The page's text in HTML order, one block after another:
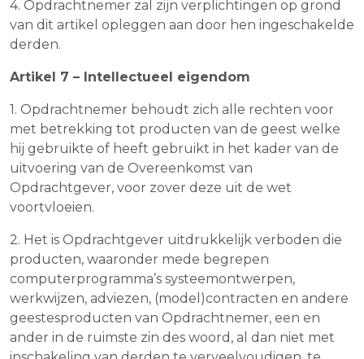
4. Opdrachtnemer zal zijn verplichtingen op grond
van dit artikel opleggen aan door hen ingeschakelde
derden.
Artikel 7 – Intellectueel eigendom
1. Opdrachtnemer behoudt zich alle rechten voor
met betrekking tot producten van de geest welke
hij gebruikte of heeft gebruikt in het kader van de
uitvoering van de Overeenkomst van
Opdrachtgever, voor zover deze uit de wet
voortvloeien.
2. Het is Opdrachtgever uitdrukkelijk verboden die
producten, waaronder mede begrepen
computerprogramma’s systeemontwerpen,
werkwijzen, adviezen, (model)contracten en andere
geestesproducten van Opdrachtnemer, een en
ander in de ruimste zin des woord, al dan niet met